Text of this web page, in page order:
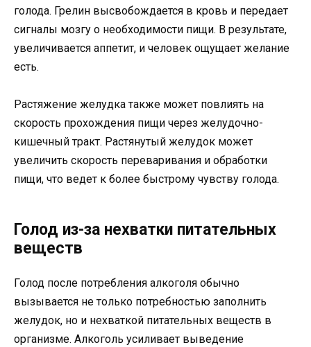
голода. Грелин высвобождается в кровь и передает
сигналы мозгу о необходимости пищи. В результате,
увеличивается аппетит, и человек ощущает желание
есть.
Растяжение желудка также может повлиять на
скорость прохождения пищи через желудочно-
кишечный тракт. Растянутый желудок может
увеличить скорость переваривания и обработки
пищи, что ведет к более быстрому чувству голода.
Голод из-за нехватки питательных
веществ
Голод после потребления алкоголя обычно
вызывается не только потребностью заполнить
желудок, но и нехваткой питательных веществ в
организме. Алкоголь усиливает выведение